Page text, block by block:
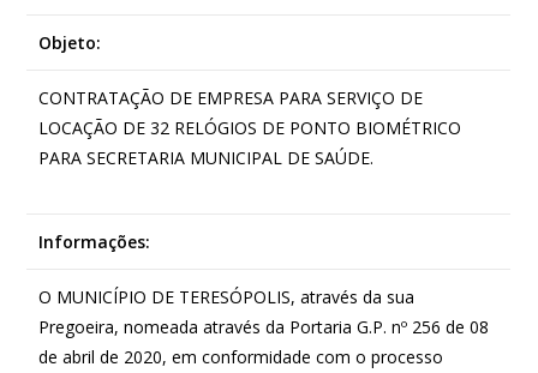
Objeto:
CONTRATAÇÃO DE EMPRESA PARA SERVIÇO DE
LOCAÇÃO DE 32 RELÓGIOS DE PONTO BIOMÉTRICO
PARA SECRETARIA MUNICIPAL DE SAÚDE.
Informações:
O MUNICÍPIO DE TERESÓPOLIS, através da sua
Pregoeira, nomeada através da Portaria G.P. nº 256 de 08
de abril de 2020, em conformidade com o processo